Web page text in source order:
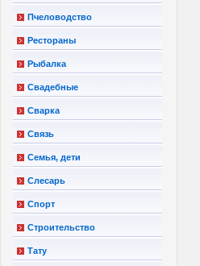
Пчеловодство
Рестораны
Рыбалка
Свадебные
Сварка
Связь
Семья, дети
Слесарь
Спорт
Строительство
Тату